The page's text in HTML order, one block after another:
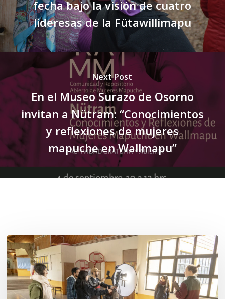
fecha bajo la visión de cuatro
lideresas de la Fütawillimapu
Next Post
En el Museo Surazo de Osorno
invitan a Nütram: “Conocimientos
y reflexiones de mujeres
mapuche en Wallmapu”
Toda
el
agua
del